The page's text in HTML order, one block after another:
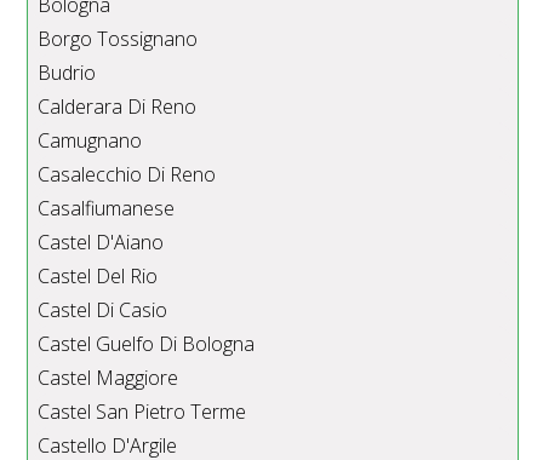
Borgo Tossignano
Budrio
Calderara Di Reno
Camugnano
Casalecchio Di Reno
Casalfiumanese
Castel D'Aiano
Castel Del Rio
Castel Di Casio
Castel Guelfo Di Bologna
Castel Maggiore
Castel San Pietro Terme
Castello D'Argile